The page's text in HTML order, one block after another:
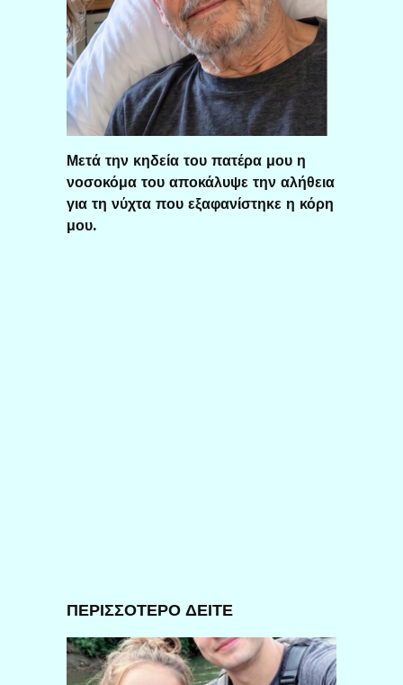
Μετά την κηδεία του πατέρα μου η
νοσοκόμα του αποκάλυψε την αλήθεια
για τη νύχτα που εξαφανίστηκε η κόρη
μου.
ΠΕΡΙΣΣΟΤΕΡΟ ΔΕΙΤΕ